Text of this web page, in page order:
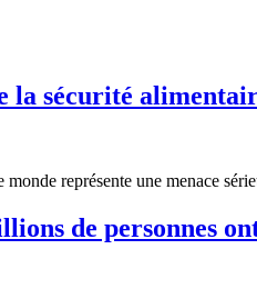
la sécurité
représente une menace
de personnes